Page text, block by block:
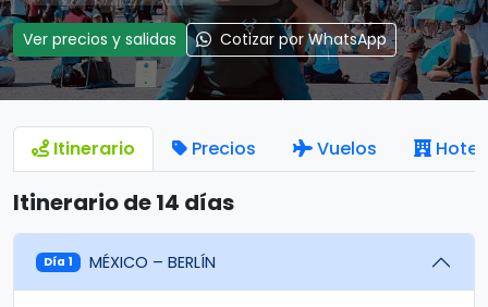
Ver precios y salidas Cotizar por WhatsApp
Itinerario Precios Vuelos
Itinerario de 14 días
Día 1 MÉXICO – BERLÍN